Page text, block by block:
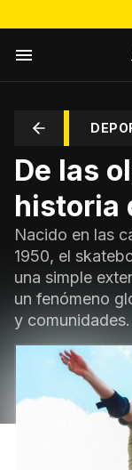
De las
historia
Nacido en las
1950, el
una simple
un fenómeno
y comunidades.